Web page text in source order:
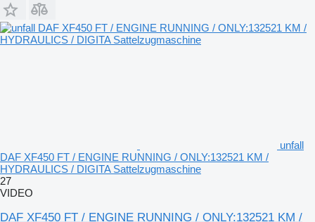
unfall
DAF XF450 FT / ENGINE RUNNING / ONLY:132521 KM /
HYDRAULICS / DIGITA Sattelzugmaschine
27
VIDEO
DAF XF450 FT / ENGINE RUNNING / ONLY:132521 KM /